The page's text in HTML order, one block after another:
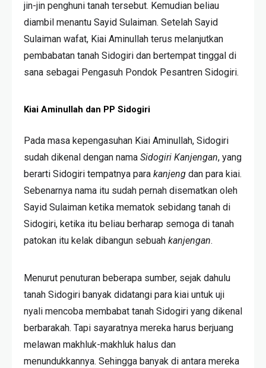
jin-jin penghuni tanah tersebut. Kemudian beliau
diambil menantu Sayid Sulaiman. Setelah Sayid
Sulaiman wafat, Kiai Aminullah terus melanjutkan
pembabatan tanah Sidogiri dan bertempat tinggal di
sana sebagai Pengasuh Pondok Pesantren Sidogiri.
Kiai Aminullah dan PP Sidogiri
Pada masa kepengasuhan Kiai Aminullah, Sidogiri
sudah dikenal dengan nama Sidogiri Kanjengan, yang
berarti Sidogiri tempatnya para kanjeng dan para kiai.
Sebenarnya nama itu sudah pernah disematkan oleh
Sayid Sulaiman ketika mematok sebidang tanah di
Sidogiri, ketika itu beliau berharap semoga di tanah
patokan itu kelak dibangun sebuah kanjengan.
Menurut penuturan beberapa sumber, sejak dahulu
tanah Sidogiri banyak didatangi para kiai untuk uji
nyali mencoba membabat tanah Sidogiri yang dikenal
berbarakah. Tapi sayaratnya mereka harus berjuang
melawan makhluk-makhluk halus dan
menundukkannya. Sehingga banyak di antara mereka